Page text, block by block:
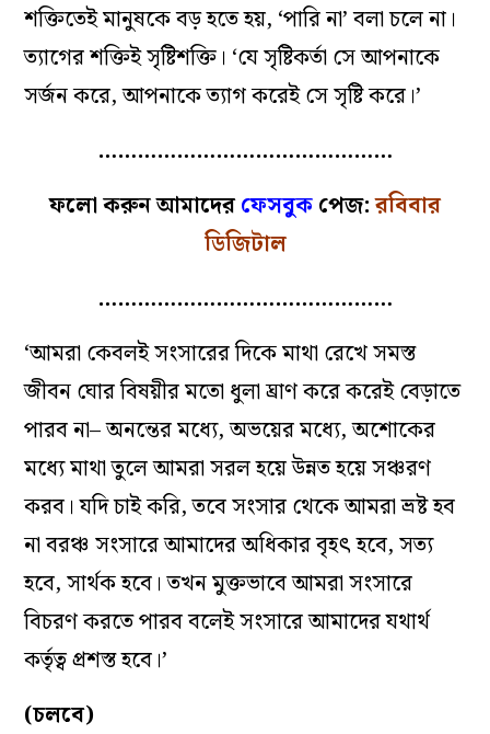
শক্তিতেই মানুষকে বড় হতে হয়, ‘পারি না’ বলা চলে না।
ত্যাগের শক্তিই সৃষ্টিশক্তি। ‌‘যে সৃষ্টিকর্তা সে আপনাকে
সর্জন করে, আপনাকে ত্যাগ করেই সে সৃষ্টি করে।’
………………………………………
ফলো করুন আমাদেরফেসবুকপেজ:রবিবার
ডিজিটাল
………………………………………
‘আমরা কেবলই সংসারের দিকে মাথা রেখে সমস্ত
জীবন ঘোর বিষয়ীর মতো ধুলা ঘ্রাণ করে করেই বেড়াতে
পারব না– অনন্তের মধ্যে, অভয়ের মধ্যে, অশোকের
মধ্যে মাথা তুলে আমরা সরল হয়ে উন্নত হয়ে সঞ্চরণ
করব। যদি চাই করি, তবে সংসার থেকে আমরা ভ্রষ্ট হব
না বরঞ্চ সংসারে আমাদের অধিকার বৃহৎ হবে, সত্য
হবে, সার্থক হবে। তখন মুক্তভাবে আমরা সংসারে
বিচরণ করতে পারব বলেই সংসারে আমাদের যথার্থ
কর্তৃত্ব প্রশস্ত হবে।’
(চলবে)